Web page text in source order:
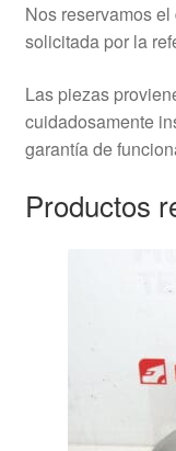
Nos reservamos
solicitada por la
Las piezas
cuidadosamente
garantía de
Productos